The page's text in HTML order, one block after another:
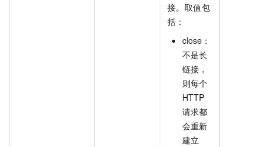
接。取值包
括：
close：
不是长
链接，
则每个
HTTP
请求都
会重新
建立